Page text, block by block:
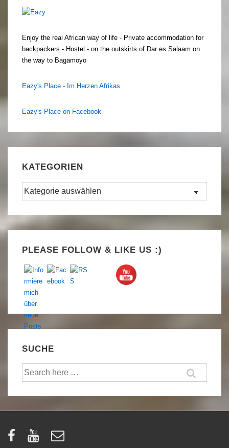
Enjoy the real African way of life - Private accommodation for
backpackers - Hostel - on the outskirts of Dar es Salaam on
the way to Bagamoyo
Eazy's Place - Im Herzen Afrikas
Eazy's Place on Facebook
KATEGORIEN
Kategorien
PLEASE FOLLOW & LIKE US :)
SUCHE
Suche
nach: